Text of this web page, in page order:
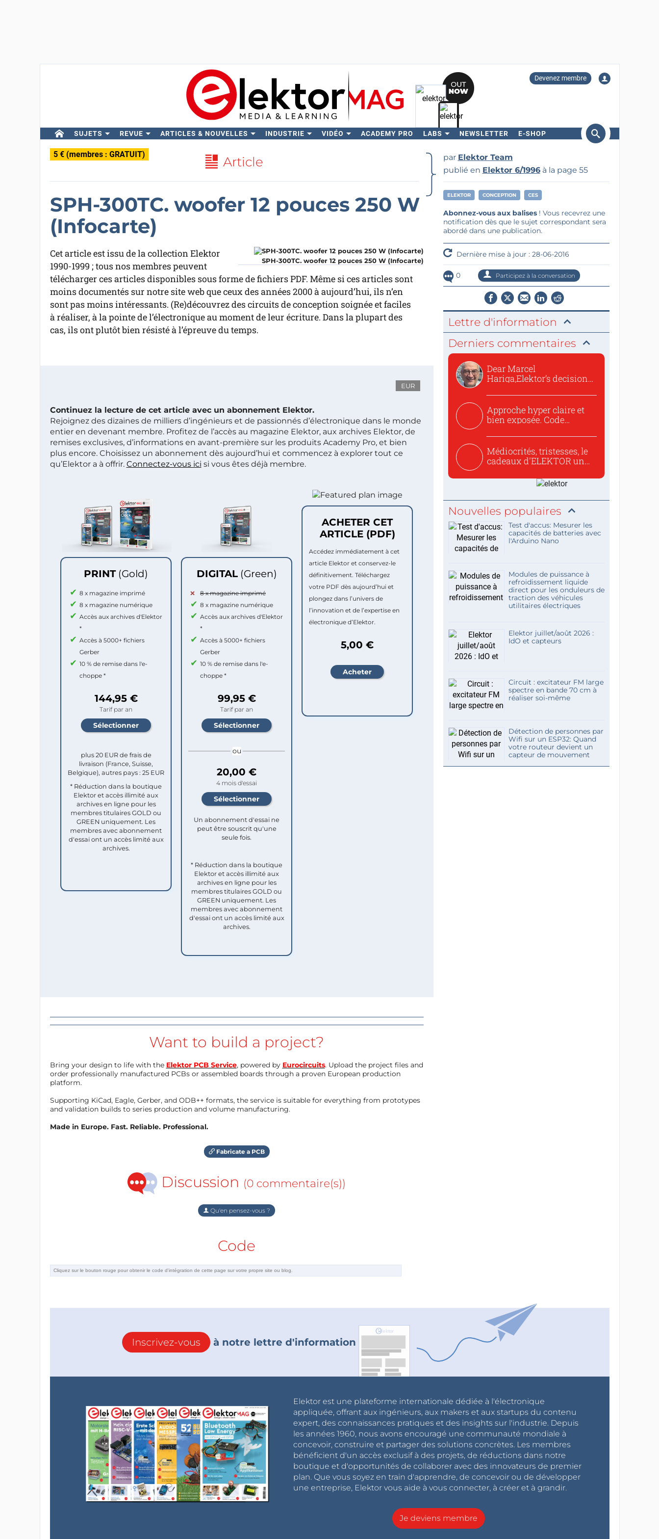
Devenez membre
SUJETS REVUE ARTICLES & NOUVELLES INDUSTRIE VIDÉO ACADEMY PRO LABS NEWSLETTER E-SHOP
Rechercher
5 € (membres : GRATUIT) Article
SPH-300TC. woofer 12 pouces 250 W
(Infocarte)
SPH-300TC. woofer 12 pouces 250 W (Infocarte)
Cet article est issu de la collection Elektor
1990-1999 ; tous nos membres peuvent
télécharger ces articles disponibles sous forme de fichiers PDF. Même si ces articles sont
moins documentés sur notre site web que ceux des années 2000 à aujourd’hui, ils n’en
sont pas moins intéressants. (Re)découvrez des circuits de conception soignée et faciles
à réaliser, à la pointe de l’électronique au moment de leur écriture. Dans la plupart des
cas, ils ont plutôt bien résisté à l’épreuve du temps.
EUR
Continuez la lecture de cet article avec un abonnement Elektor.
Rejoignez des dizaines de milliers d’ingénieurs et de passionnés d’électronique dans le monde
entier en devenant membre. Profitez de l’accès au magazine Elektor, aux archives Elektor, de
remises exclusives, d’informations en avant-première sur les produits Academy Pro, et bien
plus encore. Choisissez un abonnement dès aujourd’hui et commencez à explorer tout ce
qu’Elektor a à offrir. Connectez-vous ici si vous êtes déjà membre.
PRINT (Gold)
8 x magazine imprimé
8 x magazine numérique
Accès aux archives d'Elektor
*
Accès à 5000+ fichiers
Gerber
10 % de remise dans l'e-
choppe *
144,95 €
Tarif par an
plus 20 EUR de frais de
livraison (France, Suisse,
Belgique), autres pays : 25 EUR
* Réduction dans la boutique
Elektor et accès illimité aux
archives en ligne pour les
membres titulaires GOLD ou
GREEN uniquement. Les
membres avec abonnement
d'essai ont un accès limité aux
archives.
DIGITAL (Green)
8 x magazine imprimé
8 x magazine numérique
Accès aux archives d'Elektor
*
Accès à 5000+ fichiers
Gerber
10 % de remise dans l'e-
choppe *
99,95 €
Tarif par an
ou
20,00 €
4 mois d'essai
Un abonnement d'essai ne
peut être souscrit qu'une
seule fois.​
* Réduction dans la boutique
Elektor et accès illimité aux
archives en ligne pour les
membres titulaires GOLD ou
GREEN uniquement. Les
membres avec abonnement
d'essai ont un accès limité aux
archives.
ACHETER CET
ARTICLE (PDF)
Accédez immédiatement à cet
article Elektor et conservez-le
définitivement. Téléchargez
votre PDF dès aujourd’hui et
plongez dans l’univers de
l’innovation et de l’expertise en
électronique d’Elektor.
5,00 €
Want to build a project?
Bring your design to life with the Elektor PCB Service, powered by Eurocircuits. Upload the project files and
order professionally manufactured PCBs or assembled boards through a proven European production
platform.
Supporting KiCad, Eagle, Gerber, and ODB++ formats, the service is suitable for everything from prototypes
and validation builds to series production and volume manufacturing.
Made in Europe. Fast. Reliable. Professional.
Fabricate a PCB
Discussion (0 commentaire(s))
Qu'en pensez-vous ?
Code
par Elektor Team
publié en Elektor 6/1996à la page 55
ELEKTOR CONCEPTION CES
Abonnez-vous aux balises! Vous recevrez une
notification dès que le sujet correspondant sera
abordé dans une publication.
Dernière mise à jour : 28-06-2016
0 Participez à la conversation
Lettre d'information
Derniers commentaires
Dear Marcel
Hariga,Elektor’s decision
Approche hyper claire et
bien exposée. Code
Médiocrités, tristesses, le
cadeaux d'ELEKTOR un
Nouvelles populaires
Test d'accus: Mesurer les
capacités de batteries avec
l'Arduino Nano
Modules de puissance à
refroidissement liquide
direct pour les onduleurs de
traction des véhicules
utilitaires électriques
Elektor juillet/août 2026 :
IdO et capteurs
Circuit : excitateur FM large
spectre en bande 70 cm à
réaliser soi-même
Détection de personnes par
Wifi sur un ESP32: Quand
votre routeur devient un
capteur de mouvement
Inscrivez-vous à notre lettre d'information
Elektor est une plateforme internationale dédiée à l'électronique
appliquée, offrant aux ingénieurs, aux makers et aux startups du contenu
expert, des connaissances pratiques et des insights sur l'industrie. Depuis
les années 1960, nous avons encouragé une communauté mondiale à
concevoir, construire et partager des solutions concrètes. Les membres
bénéficient d'un accès exclusif à des projets, de réductions dans notre
boutique et d'opportunités de collaborer avec des innovateurs de premier
plan. Que vous soyez en train d'apprendre, de concevoir ou de développer
une entreprise, Elektor vous aide à vous connecter, à créer et à grandir.
Je deviens membre